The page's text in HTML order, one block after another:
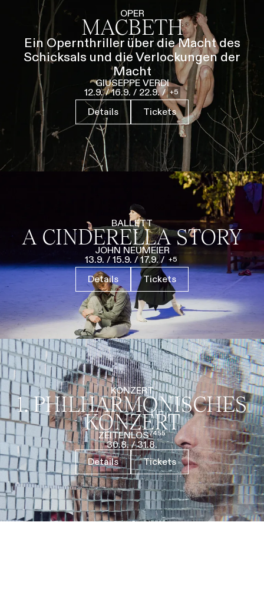
Führungen Jobs Kontakt
OPER
MACBETH
Ein Opernthriller über die Macht des
Schicksals und die Verlockungen der
Macht
GIUSEPPE VERDI
12.9. / 16.9. / 22.9. / 5
Details Tickets
BALLETT
A CINDERELLA STORY
JOHN NEUMEIER
13.9. / 15.9. / 17.9. / 5
Details Tickets
KONZERT
1. PHILHARMO­NISCHES
KONZERT
ZEITENLOS⁷⁴⁵⁵
30.8. / 31.8.
Details
Tickets